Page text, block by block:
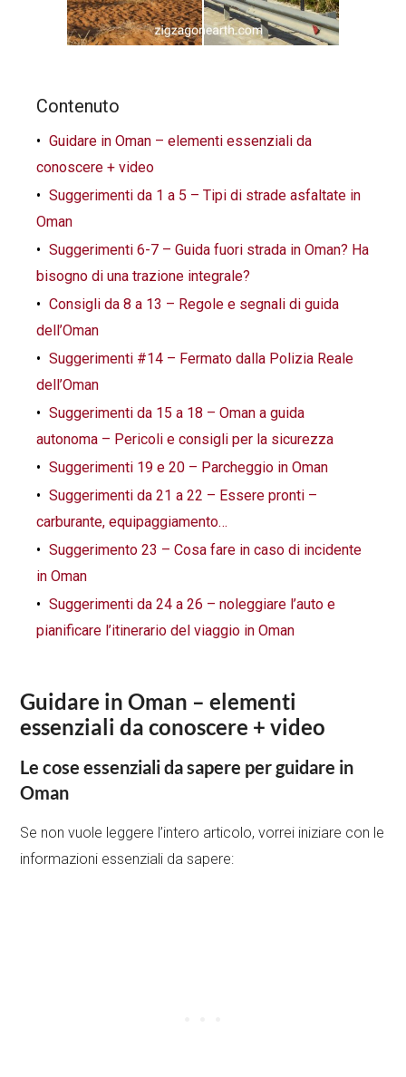
Contenuto
Guidare in Oman – elementi essenziali da
conoscere + video
Suggerimenti da 1 a 5 – Tipi di strade asfaltate in
Oman
Suggerimenti 6-7 – Guida fuori strada in Oman? Ha
bisogno di una trazione integrale?
Consigli da 8 a 13 – Regole e segnali di guida
dell’Oman
Suggerimenti #14 – Fermato dalla Polizia Reale
dell’Oman
Suggerimenti da 15 a 18 – Oman a guida
autonoma – Pericoli e consigli per la sicurezza
Suggerimenti 19 e 20 – Parcheggio in Oman
Suggerimenti da 21 a 22 – Essere pronti –
carburante, equipaggiamento…
Suggerimento 23 – Cosa fare in caso di incidente
in Oman
Suggerimenti da 24 a 26 – noleggiare l’auto e
pianificare l’itinerario del viaggio in Oman
Guidare in Oman – elementi
essenziali da conoscere + video
Le cose essenziali da sapere per guidare in
Oman
Se non vuole leggere l’intero articolo, vorrei iniziare con le
informazioni essenziali da sapere: